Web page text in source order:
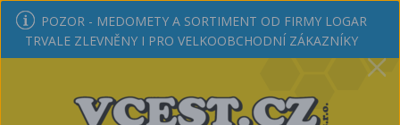
POZOR - MEDOMETY A SORTIMENT OD FIRMY LOGAR
TRVALE ZLEVNĚNY I PRO VELKOOBCHODNÍ ZÁKAZNÍKY